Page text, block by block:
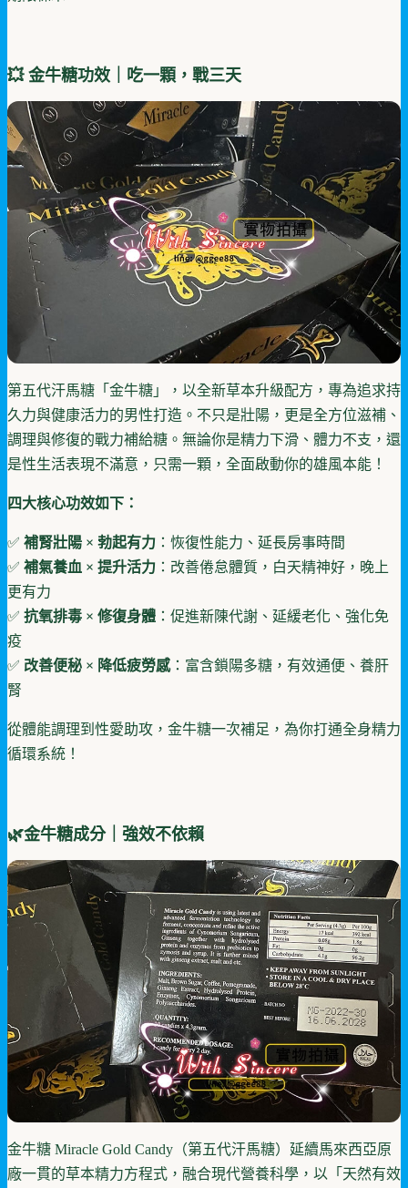
💥 金牛糖功效｜吃一顆，戰三天
第五代汗馬糖「金牛糖」，以全新草本升級配方，專為追求持
久力與健康活力的男性打造。不只是壯陽，更是全方位滋補、
調理與修復的戰力補給糖。無論你是精力下滑、體力不支，還
是性生活表現不滿意，只需一顆，全面啟動你的雄風本能！
四大核心功效如下：
✅ 補腎壯陽 × 勃起有力 ：恢復性能力、延長房事時間
✅ 補氣養血 × 提升活力 ：改善倦怠體質，白天精神好，晚上
更有力
✅ 抗氧排毒 × 修復身體 ：促進新陳代謝、延緩老化、強化免
疫
✅ 改善便秘 × 降低疲勞感：富含鎖陽多糖，有效通便、養肝
腎
從體能調理到性愛助攻，金牛糖一次補足，為你打通全身精力
循環系統！
🌿金牛糖成分｜強效不依賴
金牛糖 Miracle Gold Candy（第五代汗馬糖）延續馬來西亞原
廠一貫的草本精力方程式，融合現代營養科學，以「天然有效